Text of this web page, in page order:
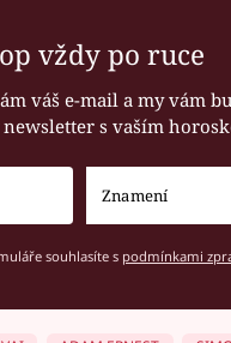
vždy po ruce
váš e-mail a my vám
s vaším
souhlasíte s podmínkami